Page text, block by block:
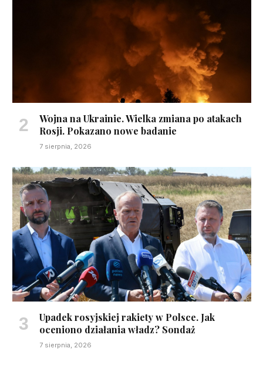
Wojna na Ukrainie. Wielka zmiana po atakach
Rosji. Pokazano nowe badanie
7 sierpnia, 2026
Upadek rosyjskiej rakiety w Polsce. Jak
oceniono działania władz? Sondaż
7 sierpnia, 2026